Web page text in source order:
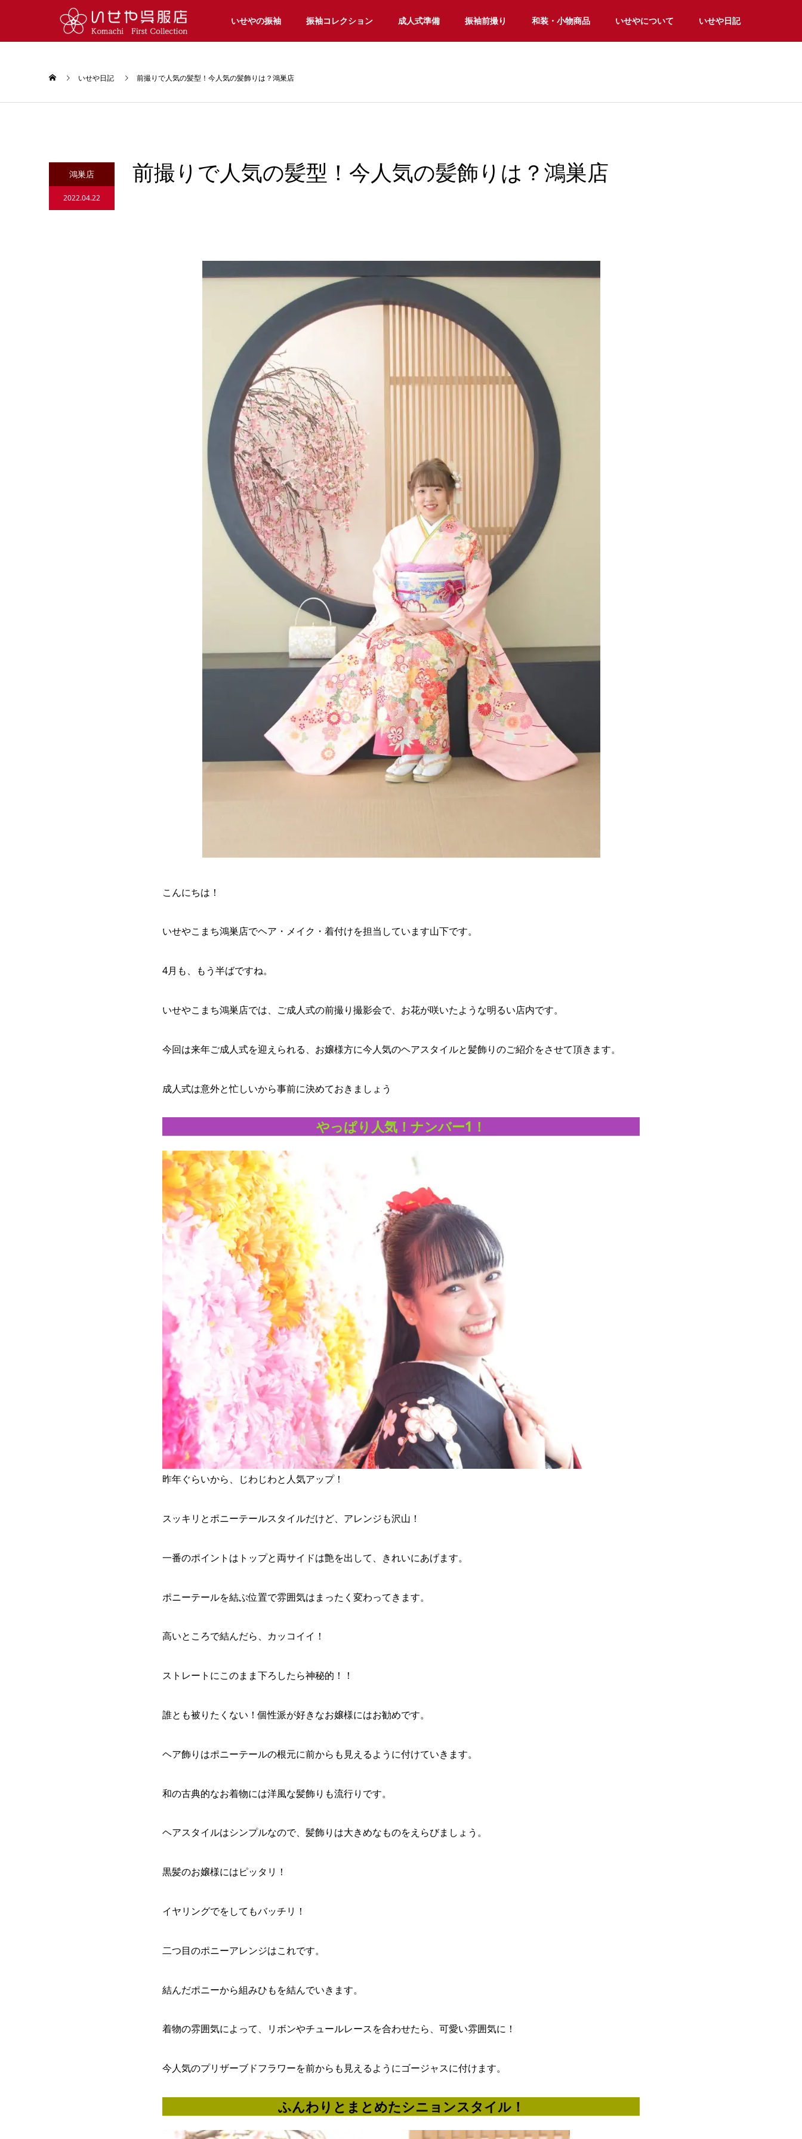
いせやの振袖 振袖コレクション 成人式準備 振袖前撮り 和装・小物商品 いせやについて いせや日記
いせや日記 前撮りで人気の髪型！今人気の髪飾りは？鴻巣店
鴻巣店
2022.04.22
前撮りで人気の髪型！今人気の髪飾りは？鴻巣店
こんにちは！
いせやこまち鴻巣店でヘア・メイク・着付けを担当しています山下です。
4月も、もう半ばですね。
いせやこまち鴻巣店では、ご成人式の前撮り撮影会で、お花が咲いたような明るい店内です。
今回は来年ご成人式を迎えられる、お嬢様方に今人気のヘアスタイルと髪飾りのご紹介をさせて頂きます。
成人式は意外と忙しいから事前に決めておきましょう
やっぱり人気！ナンバー1！
昨年ぐらいから、じわじわと人気アップ！
スッキリとポニーテールスタイルだけど、アレンジも沢山！
一番のポイントはトップと両サイドは艶を出して、きれいにあげます。
ポニーテールを結ぶ位置で雰囲気はまったく変わってきます。
高いところで結んだら、カッコイイ！
ストレートにこのまま下ろしたら神秘的！！
誰とも被りたくない！個性派が好きなお嬢様にはお勧めです。
ヘア飾りはポニーテールの根元に前からも見えるように付けていきます。
和の古典的なお着物には洋風な髪飾りも流行りです。
ヘアスタイルはシンプルなので、髪飾りは大きめなものをえらびましょう。
黒髪のお嬢様にはピッタリ！
イヤリングでをしてもバッチリ！
二つ目のポニーアレンジはこれです。
結んだポニーから組みひもを結んでいきます。
着物の雰囲気によって、リボンやチュールレースを合わせたら、可愛い雰囲気に！
今人気のプリザーブドフラワーを前からも見えるようにゴージャスに付けます。
ふんわりとまとめたシニョンスタイル！